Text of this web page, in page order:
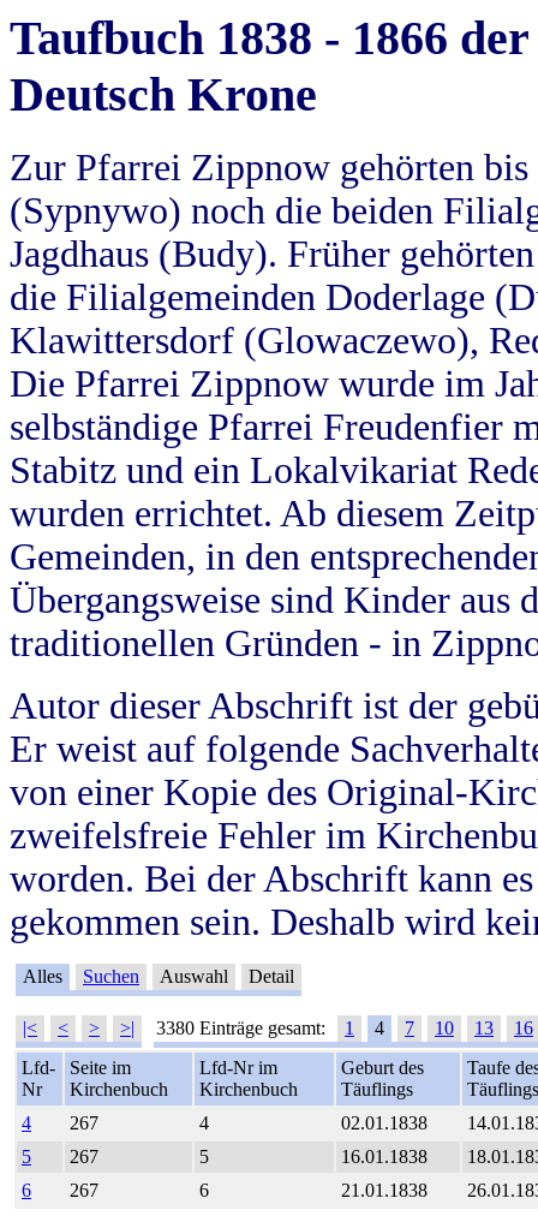
Taufbuch 1838 - 1866
Deutsch Krone
Zur Pfarrei Zippnow gehörten
(Sypnywo) noch die beiden
Jagdhaus (Budy). Früher
die Filialgemeinden Doderlage
Klawittersdorf (Glowaczewo),
Die Pfarrei Zippnow wurde im
selbständige Pfarrei Freudenfier
Stabitz und ein Lokalvikariat
wurden errichtet. Ab diesem
Gemeinden, in den
Übergangsweise sind Kinder aus
traditionellen Gründen - in
Autor dieser Abschrift ist der
Er weist auf folgende
von einer Kopie des Original-
zweifelsfreie Fehler im
worden. Bei der Abschrift kann
gekommen sein. Deshalb wird
Alles Suchen Auswahl Detail
|< < > >| 3380 Einträge gesamt: 1 4 7 10 13
16
Lfd-
Nr
Seite im
Kirchenbuch
Lfd-Nr im
Kirchenbuch
Geburt des
Täuflings
Taufe
Täuflings
4
267 4 02.01.1838
5
267 5 16.01.1838
6
267 6 21.01.1838